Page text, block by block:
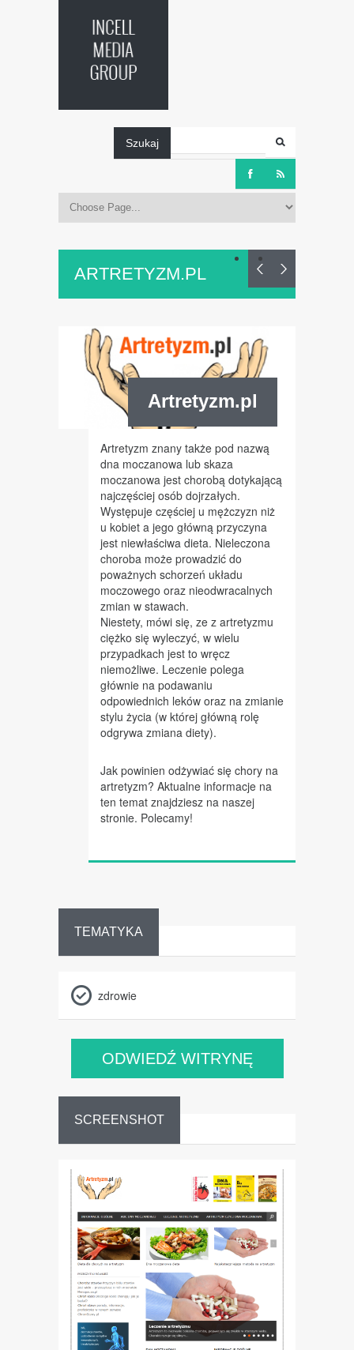
Szukaj
ARTRETYZM.PL
Artretyzm.pl
Artretyzm znany także pod nazwą
dna moczanowa lub skaza
moczanowa jest chorobą dotykającą
najczęściej osób dojrzałych.
Występuje częściej u mężczyzn niż
u kobiet a jego główną przyczyna
jest niewłaściwa dieta. Nieleczona
choroba może prowadzić do
poważnych schorzeń układu
moczowego oraz nieodwracalnych
zmian w stawach.
Niestety, mówi się, ze z artretyzmu
ciężko się wyleczyć, w wielu
przypadkach jest to wręcz
niemożliwe. Leczenie polega
głównie na podawaniu
odpowiednich leków oraz na zmianie
stylu życia (w której główną rolę
odgrywa zmiana diety).
Jak powinien odżywiać się chory na
artretyzm? Aktualne informacje na
ten temat znajdziesz na naszej
stronie. Polecamy!
TEMATYKA
zdrowie
ODWIEDŹ WITRYNĘ
SCREENSHOT